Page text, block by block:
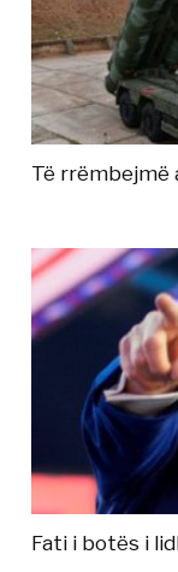
Të rrëmbejmë
Fati i botës i